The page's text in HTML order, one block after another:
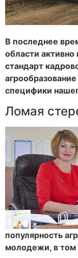
В последнее
области
стандарт
специфики
Ломая
популярность
молодежи, в том